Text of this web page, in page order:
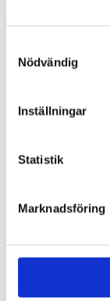
Nödvändig
Inställningar
Statistik
Marknadsföring